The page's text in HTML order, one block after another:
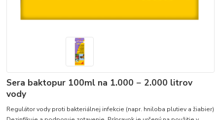
Sera baktopur 100ml na 1.000 − 2.000 litrov
vody
Regulátor vody proti bakteriálnej infekcie (napr. hniloba plutiev a žiabier)